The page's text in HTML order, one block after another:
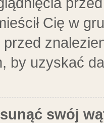
Cię w
by uzyskać
swój